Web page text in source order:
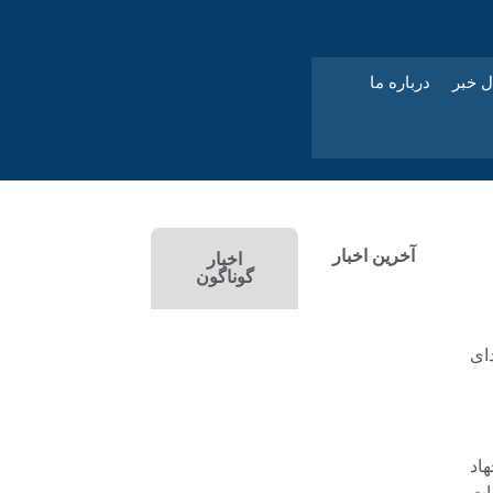
خبر درباره ما
ابتدای
آخرین اخبار
اخبار
گوناگون